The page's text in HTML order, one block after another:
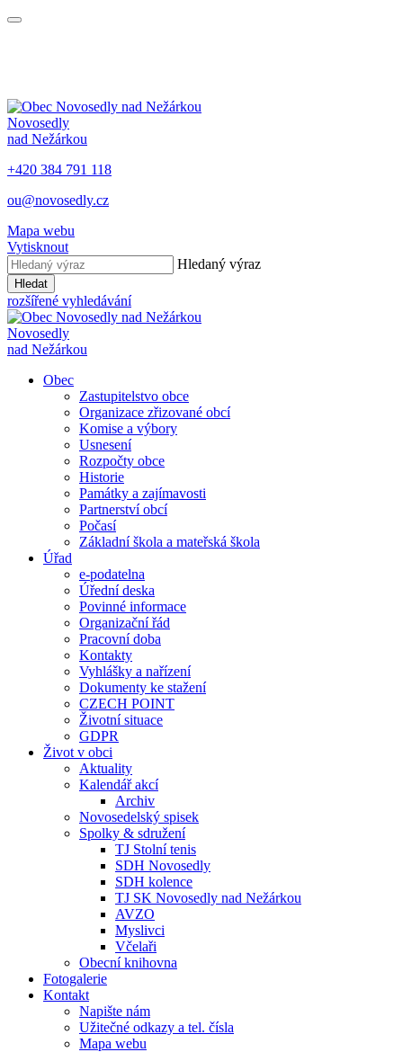
Novosedly
nad Nežárkou
+420 384 791 118
ou@novosedly.cz
Mapa webu
Vytisknout
Hledaný výraz
Hledat
rozšířené vyhledávání
Novosedly
nad Nežárkou
Obec
Zastupitelstvo obce
Organizace zřizované obcí
Komise a výbory
Usnesení
Rozpočty obce
Historie
Památky a zajímavosti
Partnerství obcí
Počasí
Základní škola a mateřská škola
Úřad
e-podatelna
Úřední deska
Povinné informace
Organizační řád
Pracovní doba
Kontakty
Vyhlášky a nařízení
Dokumenty ke stažení
CZECH POINT
Životní situace
GDPR
Život v obci
Aktuality
Kalendář akcí
Archiv
Novosedelský spisek
Spolky & sdružení
TJ Stolní tenis
SDH Novosedly
SDH kolence
TJ SK Novosedly nad Nežárkou
AVZO
Myslivci
Včelaři
Obecní knihovna
Fotogalerie
Kontakt
Napište nám
Užitečné odkazy a tel. čísla
Mapa webu